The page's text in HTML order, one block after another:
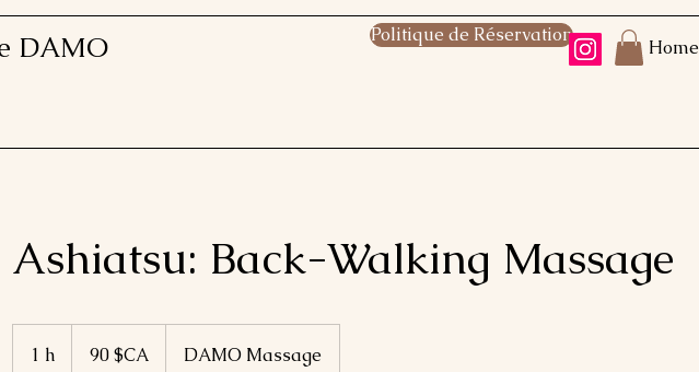
DAMO Politique de Réservation
Home
Ashiatsu: Back-Walking Massage
1 h
canadiens
90 $CA DAMO Massage